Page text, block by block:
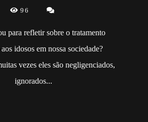
96
para refletir sobre o tratamento
idosos em nossa sociedade?
vezes eles são negligenciados,
ignorados...